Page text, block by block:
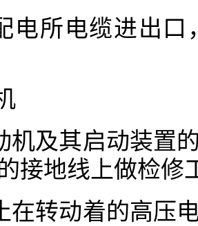
电所电缆进出
机及其启动装置
接地线上做检修
在转动着的高压